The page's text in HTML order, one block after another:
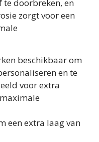
doorbreken, en
zorgt voor een
beschikbaar om
en te
voor extra
een extra laag van